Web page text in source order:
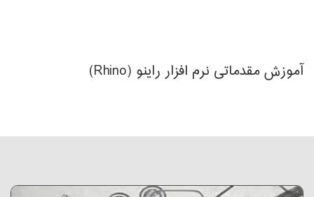
آموزش مقدماتی نرم افزار راینو (Rhino)